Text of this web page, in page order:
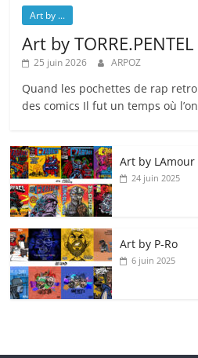
Art by ...
Art by TORRE.PENTEL
25 juin 2026 ARPOZ
Quand les pochettes de rap
des comics Il fut un temps où
Art by
24 juin 2025
Art by P‑Ro
6 juin 2025